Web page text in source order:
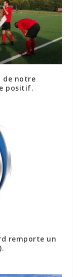
de notre
positif.
remporte un